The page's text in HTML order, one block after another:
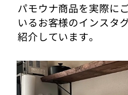
パモウナ商品を実際に
いるお客様のインスタ
紹介しています。